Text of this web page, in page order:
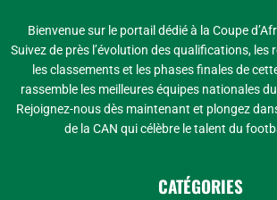
Bienvenue sur le portail dédié à la Coupe
Suivez de près l’évolution des qualifications, les
les classements et les phases finales de
rassemble les meilleures équipes nationales
Rejoignez-nous dès maintenant et plongez
de la CAN qui célèbre le talent du
CATÉGORIES